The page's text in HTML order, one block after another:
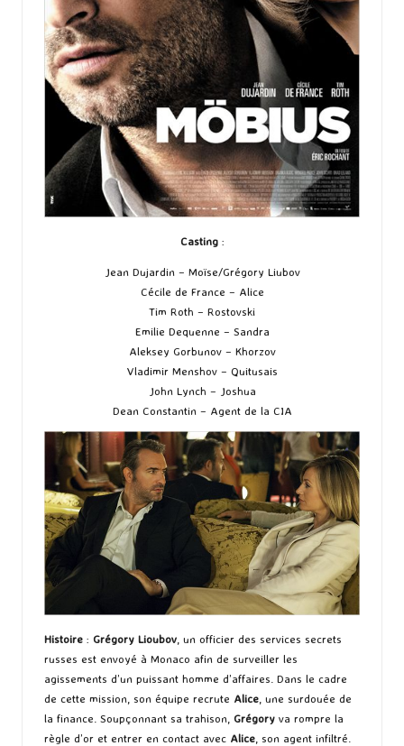
Casting:
Jean Dujardin – Moïse/Grégory Liubov
Cécile de France – Alice
Tim Roth – Rostovski
Emilie Dequenne – Sandra
Aleksey Gorbunov – Khorzov
Vladimir Menshov – Quitusais
John Lynch – Joshua
Dean Constantin – Agent de la CIA
Histoire : Grégory Lioubov , un officier des services secrets
russes est envoyé à Monaco afin de surveiller les
agissements d’un puissant homme d’affaires. Dans le cadre
de cette mission, son équipe recrute Alice , une surdouée de
la finance. Soupçonnant sa trahison, Grégory va rompre la
règle d’or et entrer en contact avec Alice , son agent infiltré.